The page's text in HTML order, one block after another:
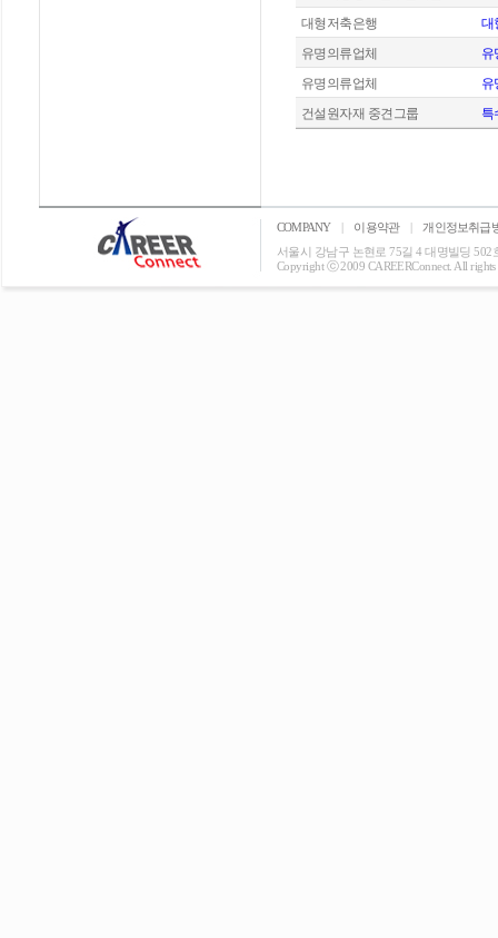
대형저축은행
대
유명의류업체
유
유명의류업체
유
건설원자재 중견그룹
특
COMPANY | 이용약관 |
개인정보취급
서울시 강남구 논현로 75길 4 대명빌딩 502
Copyright ⓒ 2009 CAREERConnect. All rights